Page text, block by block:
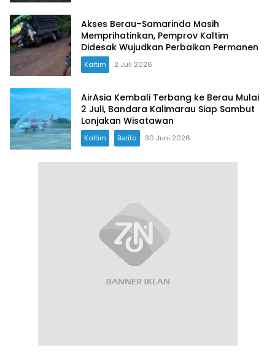
Akses Berau–Samarinda Masih
Memprihatinkan, Pemprov Kaltim
Didesak Wujudkan Perbaikan Permanen
Kaltim 2 Juli 2026
AirAsia Kembali Terbang ke Berau Mulai
2 Juli, Bandara Kalimarau Siap Sambut
Lonjakan Wisatawan
Kaltim Berita 30 Juni 2026